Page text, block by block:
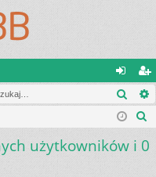
al
og
uj
ar
ej
es
u
użytkowników i 0